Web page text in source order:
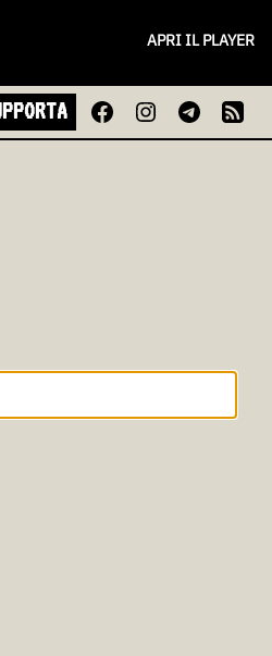
APRI IL PLAYER